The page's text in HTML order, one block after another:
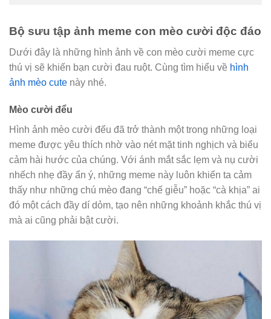
Bộ sưu tập ảnh meme con mèo cười độc đáo
Dưới đây là những hình ảnh về con mèo cười meme cực
thú vị sẽ khiến bạn cười đau ruột. Cùng tìm hiểu về hình
ảnh mèo cute này nhé.
Mèo cười đểu
Hình ảnh mèo cười đểu đã trở thành một trong những loại
meme được yêu thích nhờ vào nét mặt tinh nghịch và biểu
cảm hài hước của chúng. Với ánh mắt sắc lẹm và nụ cười
nhếch nhẹ đầy ẩn ý, những meme này luôn khiến ta cảm
thấy như những chú mèo đang “chế giễu” hoặc “cà khịa” ai
đó một cách đầy dí dỏm, tạo nên những khoảnh khắc thú vị
mà ai cũng phải bật cười.